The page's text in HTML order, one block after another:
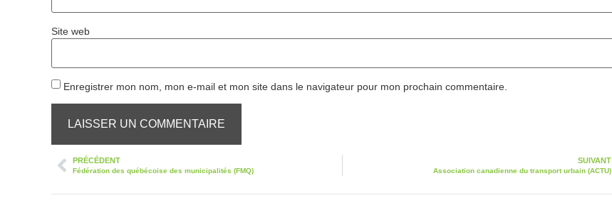
Site web
Enregistrer mon nom, mon e-mail et mon site dans le navigateur pour mon prochain commentaire.
PRÉCÉDENT
Fédération des québécoise des municipalités (FMQ)
SUIVANT
Association canadienne du transport urbain (ACTU)